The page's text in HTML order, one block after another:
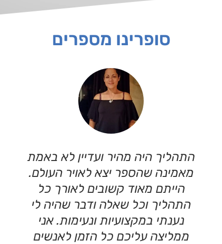
סופרינו מספרים
התהליך היה מהיר ועדיין לא באמת
מאמינה שהספר יצא לאויר העולם.
הייתם מאוד קשובים לאורך כל
התהליך וכל שאלה ודבר שהיה לי
נענתי במקצועיות ונעימות. אני
ממליצה עליכם כל הזמן לאנשים